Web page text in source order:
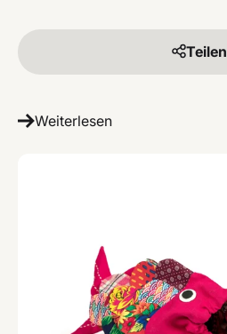
Teilen
Weiterlesen